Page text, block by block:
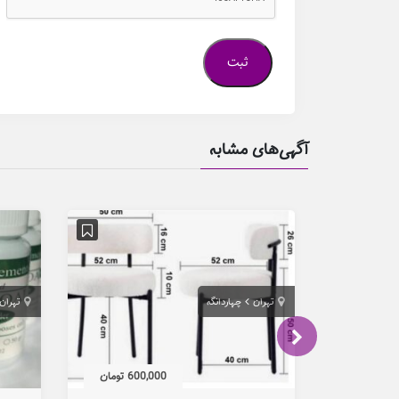
آگهی‌های مشابه
تهران چهاردانگه
600,000 تومان
تهران